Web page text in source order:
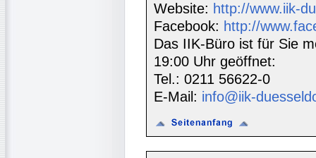
Website: http://www.iik-
Facebook: http://
Das IIK-Büro ist für Sie
19:00 Uhr geöffnet:
Tel.: 0211 56622-0
E-Mail: info@iik-